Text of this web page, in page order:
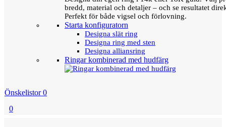
bredd, material och detaljer – och se resultatet
Perfekt för både vigsel och förlovning.
Starta konfiguratorn
Designa slät ring
Designa ring med sten
Designa alliansring
Ringar kombinerad med hudfärg
Önskelistor 0
0